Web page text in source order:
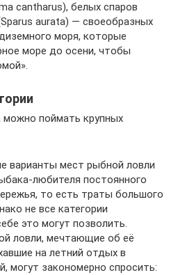
cantharus), белых спаров
aurata) — своеобразных
моря, которые
море до осени, чтобы
поймать крупных
варианты мест рыбной ловли
любителя постоянного
то есть траты большого
не все категории
это могут позволить.
ловли, мечтающие об её
на летний отдых в
могут закономерно спросить: